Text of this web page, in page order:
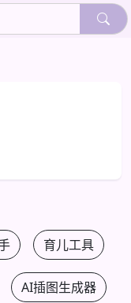
育儿工具
AI插图生成器